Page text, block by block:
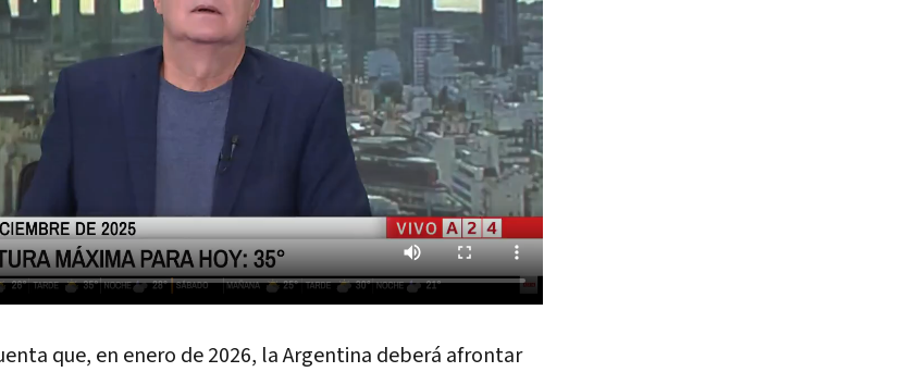
que, en enero de 2026, la Argentina deberá afrontar